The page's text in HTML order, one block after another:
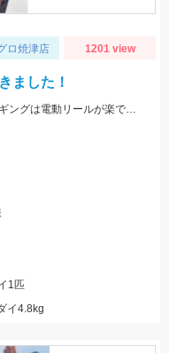
ロ焼津店 1201 view
ました！
潮が早くコマセ釣りは早々に断念。深場のジギングは電動リールが楽でした。
1匹
イ4.8kg